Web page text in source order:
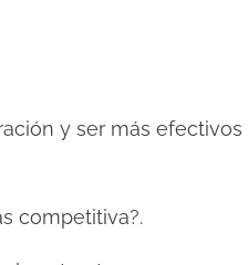
y ser más efectivos
competitiva?.